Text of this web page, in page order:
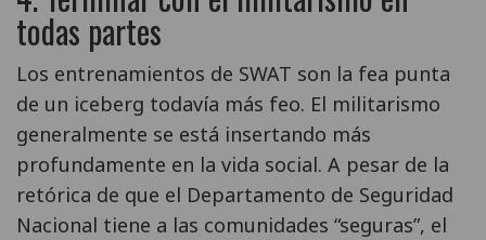
todas partes
Los entrenamientos de SWAT son la fea punta
de un iceberg todavía más feo. El militarismo
generalmente se está insertando más
profundamente en la vida social. A pesar de la
retórica de que el Departamento de Seguridad
Nacional tiene a las comunidades “seguras”, el